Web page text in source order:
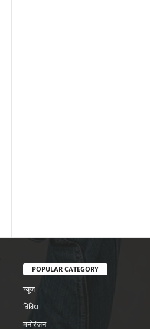
POPULAR CATEGORY
न्यूज
विविध
मनोरंजन